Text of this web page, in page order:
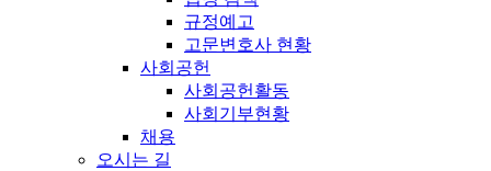
규정예고
고문변호사 현황
사회공헌
사회공헌활동
사회기부현황
채용
오시는 길